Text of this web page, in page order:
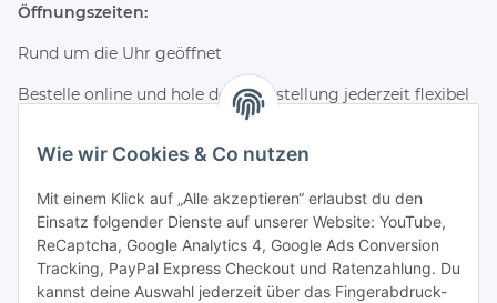
Wie wir Cookies & Co nutzen
Mit einem Klick auf „Alle akzeptieren“ erlaubst du den
Einsatz folgender Dienste auf unserer Website: YouTube,
ReCaptcha, Google Analytics 4, Google Ads Conversion
Tracking, PayPal Express Checkout und Ratenzahlung. Du
kannst deine Auswahl jederzeit über das Fingerabdruck-
Öffnungszeiten:
Rund um die Uhr geöffnet
Bestelle online und hole deine Bestellung jederzeit flexibel
Kontakt & Service
Telefon
+49 (0) 4661 2875
E-Mail
info@wagyuzucht-nordfriesland.de